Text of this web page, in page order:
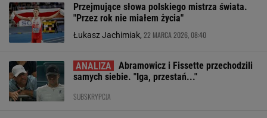
Przejmujące słowa polskiego mistrza świata.
"Przez rok nie miałem życia"
Łukasz Jachimiak, 22 MARCA 2026, 08:40
Abramowicz i Fissette przechodzili
samych siebie. "Iga, przestań..."
SUBSKRYPCJA